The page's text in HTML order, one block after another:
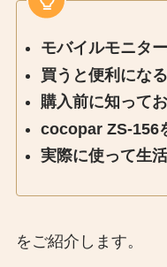
モバイルモニタ
買うと便利にな
購入前に知って
cocopar ZS-156
実際に使って生
をご紹介します。